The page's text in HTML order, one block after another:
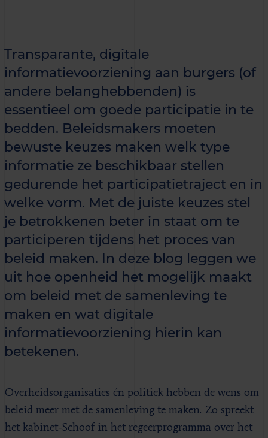
Transparante, digitale
informatievoorziening aan burgers (of
andere belanghebbenden) is
essentieel om goede participatie in te
bedden. Beleidsmakers moeten
bewuste keuzes maken welk type
informatie ze beschikbaar stellen
gedurende het participatietraject en in
welke vorm. Met de juiste keuzes stel
je betrokkenen beter in staat om te
participeren tijdens het proces van
beleid maken. In deze blog leggen we
uit hoe openheid het mogelijk maakt
om beleid met de samenleving te
maken en wat digitale
informatievoorziening hierin kan
betekenen.
Overheidsorganisaties én politiek hebben de wens om
beleid meer met de samenleving te maken. Zo spreekt
het kabinet-Schoof in het regeerprogramma over het